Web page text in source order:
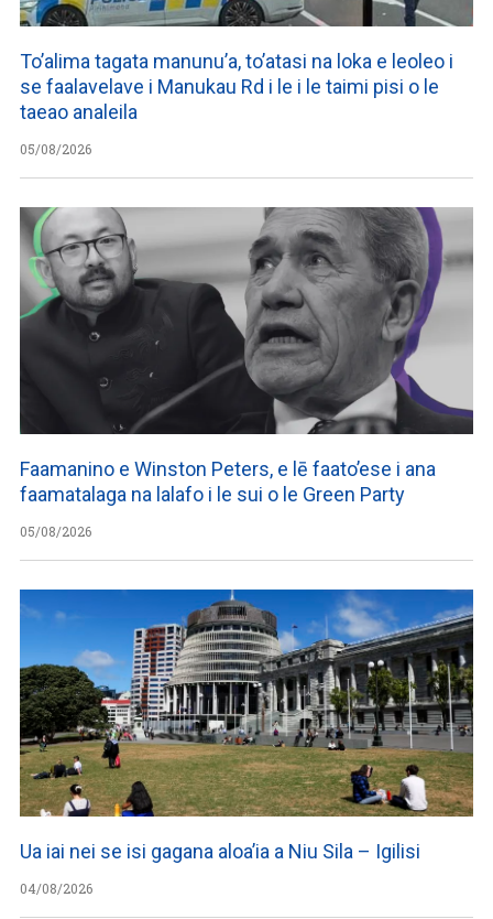
To’alima tagata manunu’a, to’atasi na loka e leoleo i
se faalavelave i Manukau Rd i le i le taimi pisi o le
taeao analeila
05/08/2026
Faamanino e Winston Peters, e lē faato’ese i ana
faamatalaga na lalafo i le sui o le Green Party
05/08/2026
Ua iai nei se isi gagana aloa’ia a Niu Sila – Igilisi
04/08/2026